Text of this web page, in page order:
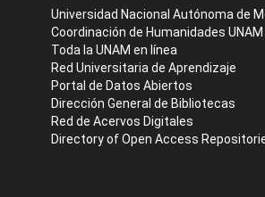
Universidad Nacional Autónoma de
Coordinación de Humanidades UNAM
Toda la UNAM en línea
Red Universitaria de Aprendizaje
Portal de Datos Abiertos
Dirección General de Bibliotecas
Red de Acervos Digitales
Directory of Open Access